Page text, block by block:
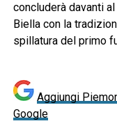
concluderà davanti
Biella con la
spillatura del primo
Aggiungi
Google